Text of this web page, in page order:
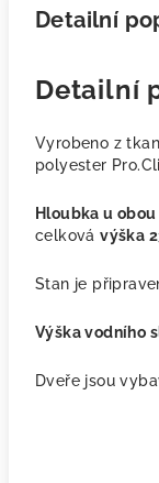
Detailní
Detailní
Vyrobeno z
polyester
Hloubka u
celkovávýška
Stan je
Výška vodního
Dveře jsou